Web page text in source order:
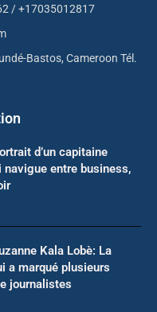
/ +17035012817
Bastos, Cameroon Tél.
d’un capitaine
navigue entre business,
Kala Lobè: La
a marqué plusieurs
journalistes